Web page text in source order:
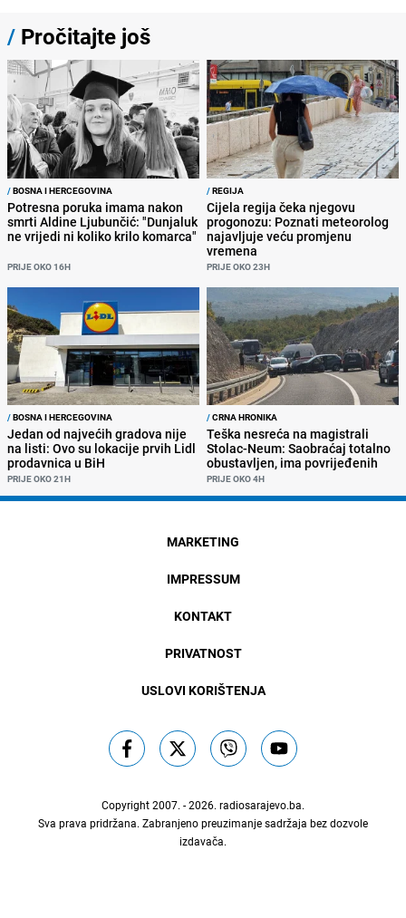
/ Pročitajte još
/BOSNA I HERCEGOVINA
Potresna poruka imama nakon
smrti Aldine Ljubunčić: "Dunjaluk
ne vrijedi ni koliko krilo komarca"
PRIJE OKO 16H
/REGIJA
Cijela regija čeka njegovu
progonozu: Poznati meteorolog
najavljuje veću promjenu
vremena
PRIJE OKO 23H
/BOSNA I HERCEGOVINA
Jedan od najvećih gradova nije
na listi: Ovo su lokacije prvih Lidl
prodavnica u BiH
PRIJE OKO 21H
/CRNA HRONIKA
Teška nesreća na magistrali
Stolac-Neum: Saobraćaj totalno
obustavljen, ima povrijeđenih
PRIJE OKO 4H
MARKETING
IMPRESSUM
KONTAKT
PRIVATNOST
USLOVI KORIŠTENJA
Copyright 2007. - 2026. radiosarajevo.ba.
Sva prava pridržana. Zabranjeno preuzimanje sadržaja bez dozvole
izdavača.